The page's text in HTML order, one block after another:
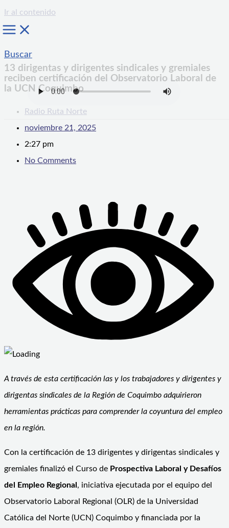
Ir al contenido
Buscar
13 dirigentas y dirigentes sindicales y gremiales
reciben certificación del Observatorio Laboral de
la UCN Coquimbo
Radio Ruta Norte
noviembre 21, 2025
2:27 pm
No Comments
A través de esta certificación las y los trabajadores y dirigentes y
dirigentas sindicales de la Región de Coquimbo adquirieron
herramientas prácticas para comprender la coyuntura del empleo
en la región.
Con la certificación de 13 dirigentes y dirigentas sindicales y
gremiales finalizó el Curso de Prospectiva Laboral y Desafíos
del Empleo Regional, iniciativa ejecutada por el equipo del
Observatorio Laboral Regional (OLR) de la Universidad
Católica del Norte (UCN) Coquimbo y financiada por la